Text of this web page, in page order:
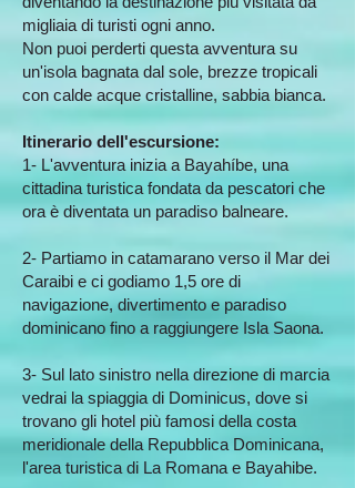
migliaia di turisti ogni anno.
Non puoi perderti questa avventura su
un'isola bagnata dal sole, brezze tropicali
con calde acque cristalline, sabbia bianca.
Itinerario dell'escursione:
​1- L'avventura inizia a Bayahíbe, una
cittadina turistica fondata da pescatori che
ora è diventata un paradiso balneare.
2- Partiamo in catamarano verso il Mar dei
Caraibi e ci godiamo 1,5 ore di
navigazione, divertimento e paradiso
dominicano fino a raggiungere Isla Saona.
3- Sul lato sinistro nella direzione di marcia
vedrai la spiaggia di Dominicus, dove si
trovano gli hotel più famosi della costa
meridionale della Repubblica Dominicana,
l'area turistica di La Romana e Bayahibe.